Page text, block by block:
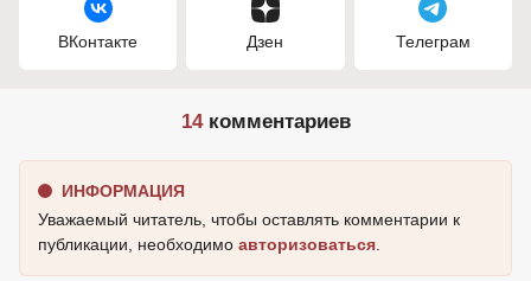
ВКонтакте Дзен Телеграм
14комментариев
ИНФОРМАЦИЯ
Уважаемый читатель, чтобы оставлять комментарии к
публикации, необходимо авторизоваться